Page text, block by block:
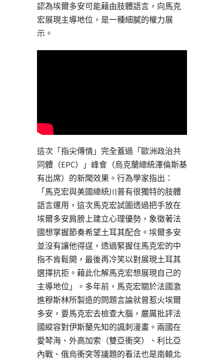
認為埃爾多安可能藉由肢體語言，向馬克
宏展現主導地位，是一種細膩的權力展
示。
這次「指尖傳情」完全蓋過「歐洲政治共
同體（EPC）」峰會（烏克蘭總統澤倫斯基
有出席）的新聞效果。行為學家指出：
「馬克宏與美國總統川普有很獨特的肢體
語言運用，這次馬克宏試圖透過把手放在
埃爾多安肩膀上建立心理優勢，象徵著法
國想掌握節奏希望土耳其配合。埃爾多安
並沒有讓他得逞，透過緊握住馬克宏的中
指不肯鬆開，最後再冷笑以對展現土耳其
選擇抗拒。藉此化解馬克宏想展現自己的
主導地位」。多年前，馬克宏關於法國激
進穆斯林所製造的問題言論就曾惹火埃爾
多安，要馬克宏去檢查大腦，嚴厲批評法
國縱容對伊斯蘭先知的諷刺漫畫。兩國在
愛琴海、外高加索（雙亞衝突）、利比亞
內戰、俄烏衝突等議題的看法也是南轅北